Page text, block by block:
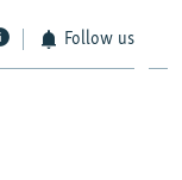
Follow us